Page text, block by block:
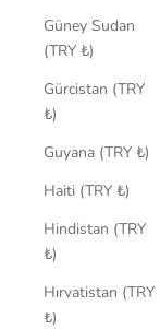
Güney Sudan
(TRY ₺)
Gürcistan (TRY
₺)
Guyana (TRY ₺)
Haiti (TRY ₺)
Hindistan (TRY
₺)
Hırvatistan (TRY
₺)